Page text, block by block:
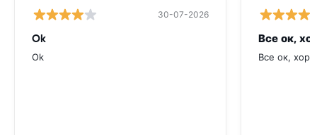
30-07-2026
Ok
Ok
Все ок,
Все ок,